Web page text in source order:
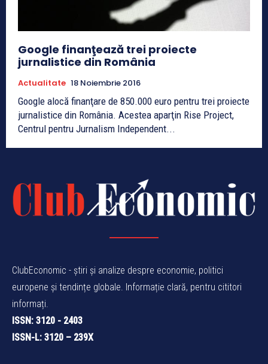
Google finanţează trei proiecte
jurnalistice din România
Actualitate 18 Noiembrie 2016
Google alocă finanţare de 850.000 euro pentru trei proiecte
jurnalistice din România. Acestea aparţin Rise Project,
Centrul pentru Jurnalism Independent...
ClubEconomic - știri și analize despre economie, politici
europene și tendințe globale. Informație clară, pentru cititori
informați.
ISSN: 3120 - 2403
ISSN-L: 3120 – 239X